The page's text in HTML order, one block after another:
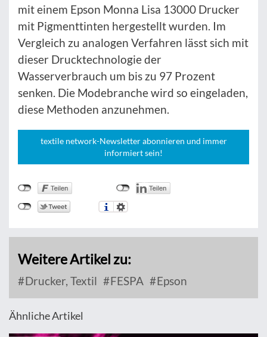
mit einem Epson Monna Lisa 13000 Drucker
mit Pigmenttinten hergestellt wurden. Im
Vergleich zu analogen Verfahren lässt sich mit
dieser Drucktechnologie der
Wasserverbrauch um bis zu 97 Prozent
senken. Die Modebranche wird so eingeladen,
diese Methoden anzunehmen.
textile network-Newsletter abonnieren und immer
informiert sein!
Weitere Artikel zu:
Drucker, Textil FESPA Epson
Ähnliche Artikel